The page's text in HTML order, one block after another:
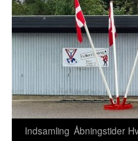
Hop
Indsamling Åbningstider